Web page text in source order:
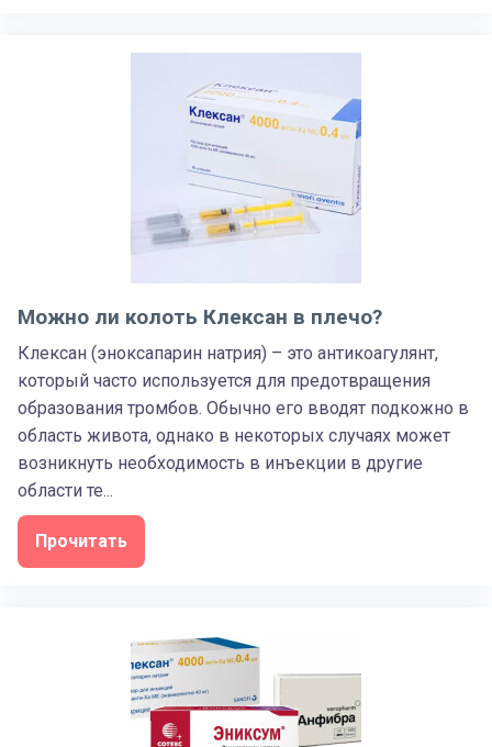
Можно ли колоть Клексан в плечо?
Клексан (эноксапарин натрия) – это антикоагулянт,
который часто используется для предотвращения
образования тромбов. Обычно его вводят подкожно в
область живота, однако в некоторых случаях может
возникнуть необходимость в инъекции в другие
области те...
Прочитать